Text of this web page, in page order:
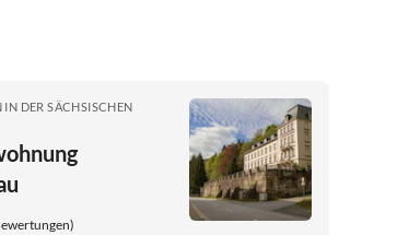
IN DER SÄCHSISCHEN